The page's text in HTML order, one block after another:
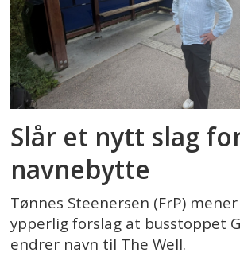
Slår et nytt slag
navnebytte
Tønnes Steenersen (FrP)
ypperlig forslag at busstoppet
endrer navn til The Well.